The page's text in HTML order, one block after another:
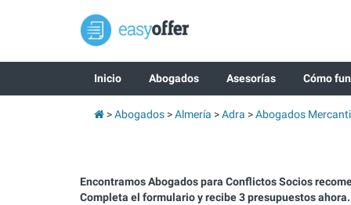
Inicio Abogados Asesorías Cómo
Abogados Almería Adra Abogados
Encontramos Abogados para Conflictos Socios
Completa el formulario y recibe 3 presupuestos ahora.